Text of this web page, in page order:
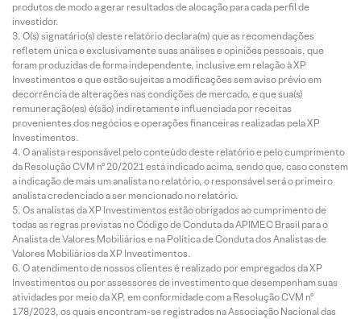
produtos de modo a gerar resultados de alocação para cada perfil de
investidor.
O(s) signatário(s) deste relatório declara(m) que as recomendações
refletem única e exclusivamente suas análises e opiniões pessoais, que
foram produzidas de forma independente, inclusive em relação à XP
Investimentos e que estão sujeitas a modificações sem aviso prévio em
decorrência de alterações nas condições de mercado, e que sua(s)
remuneração(es) é(são) indiretamente influenciada por receitas
provenientes dos negócios e operações financeiras realizadas pela XP
Investimentos.
O analista responsável pelo conteúdo deste relatório e pelo cumprimento
da Resolução CVM nº 20/2021 está indicado acima, sendo que, caso constem
a indicação de mais um analista no relatório, o responsável será o primeiro
analista credenciado a ser mencionado no relatório.
Os analistas da XP Investimentos estão obrigados ao cumprimento de
todas as regras previstas no Código de Conduta da APIMEC Brasil para o
Analista de Valores Mobiliários e na Política de Conduta dos Analistas de
Valores Mobiliários da XP Investimentos.
O atendimento de nossos clientes é realizado por empregados da XP
Investimentos ou por assessores de investimento que desempenham suas
atividades por meio da XP, em conformidade com a Resolução CVM nº
178/2023, os quais encontram-se registrados na Associação Nacional das